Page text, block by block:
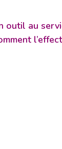
outil au